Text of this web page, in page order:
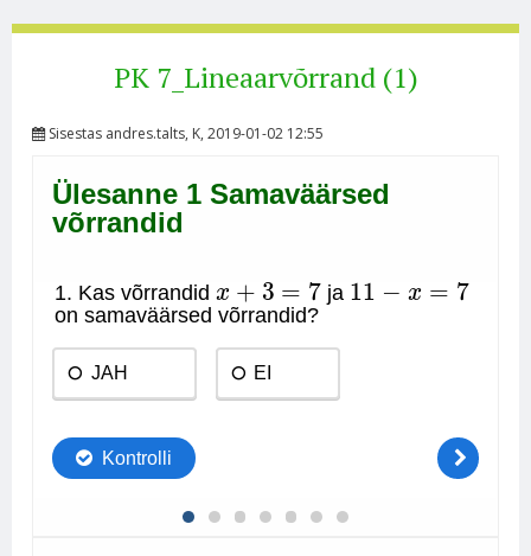
PK 7_Lineaarvõrrand (1)
Sisestas andres.talts, K, 2019-01-02 12:55